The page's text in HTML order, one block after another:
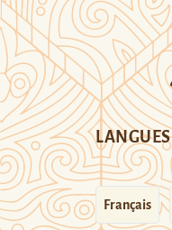
LANGUES
Français